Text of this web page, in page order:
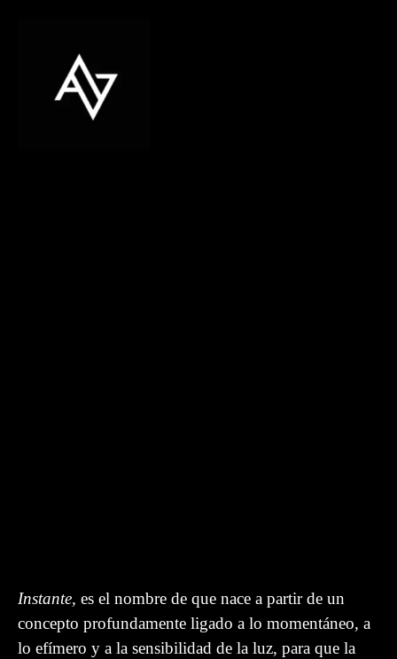
Instante, es el nombre de que nace a partir de un
concepto profundamente ligado a lo momentáneo, a
lo efímero y a la sensibilidad de la luz, para que la